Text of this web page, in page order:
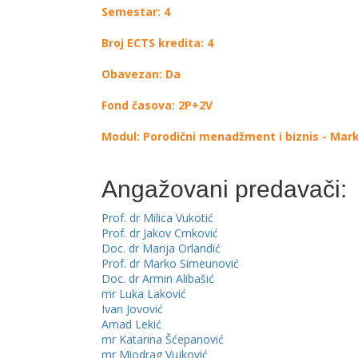
Semestar: 4
Broj ECTS kredita: 4
Obavezan: Da
Fond časova: 2P+2V
Modul: Porodični menadžment i biznis -
Angažovani predavači:
Prof. dr Milica Vukotić
Prof. dr Jakov Crnković
Doc. dr Marija Orlandić
Prof. dr Marko Simeunović
Doc. dr Armin Alibašić
mr Luka Laković
Ivan Jovović
Arnad Lekić
mr Katarina Šćepanović
mr Miodrag Vujković